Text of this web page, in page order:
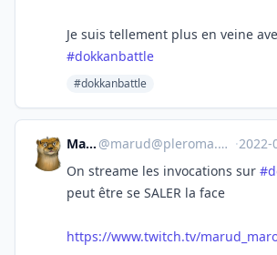
Je suis tellement plus en veine
#dokkanbattle
#dokkanbattle
Marud @marud@pleroma.marud.fr ·2022-
On streame les invocations sur
peut être se SALER la face
https://www.twitch.tv/